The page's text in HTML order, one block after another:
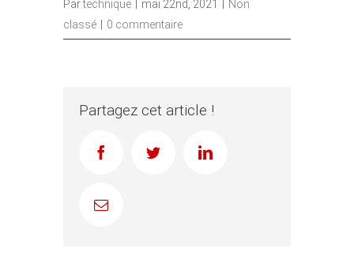
Partechnique mai 22nd, 2021
Non
classé
0 commentaire
Partagez cet article !
FacebookTwitter LinkedIn
Email